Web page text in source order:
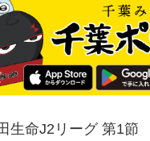
生命J2リーグ 第1